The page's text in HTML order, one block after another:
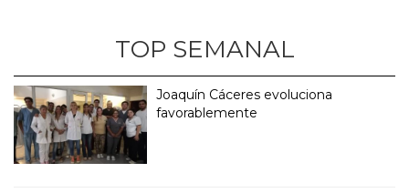
TOP SEMANAL
Joaquín Cáceres evoluciona
favorablemente